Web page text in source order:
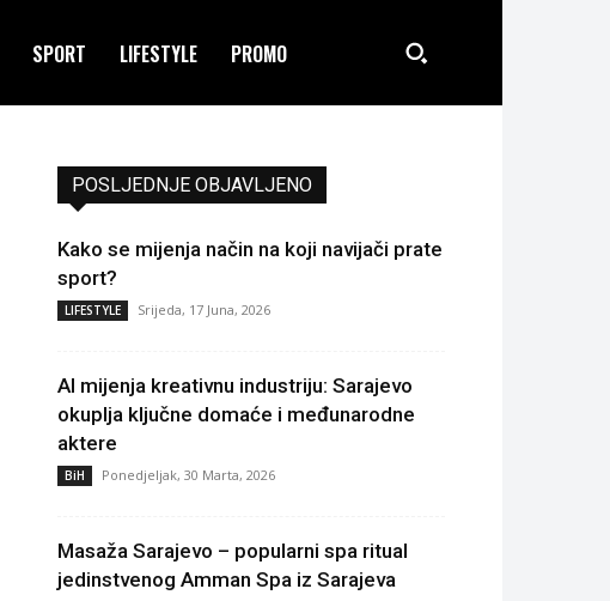
SPORT LIFESTYLE PROMO
POSLJEDNJE OBJAVLJENO
Kako se mijenja način na koji navijači prate
sport?
LIFESTYLE Srijeda, 17 Juna, 2026
AI mijenja kreativnu industriju: Sarajevo
okuplja ključne domaće i međunarodne
aktere
BiH Ponedjeljak, 30 Marta, 2026
Masaža Sarajevo – popularni spa ritual
jedinstvenog Amman Spa iz Sarajeva